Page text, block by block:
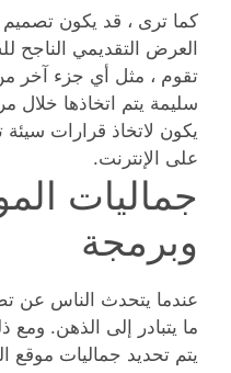
كما ترى ، قد يكون تصميم
العرض التقديمي
تقوم ، مثل أي جزء آخر
سليمة يتم اتخاذها خلال
يكون لاتخاذ قرارات
على الإنترنت.
جماليات
وبرمجة
عندما يتحدث الناس عن
ما يتبادر إلى الذهن.
يتم تحديد جماليات